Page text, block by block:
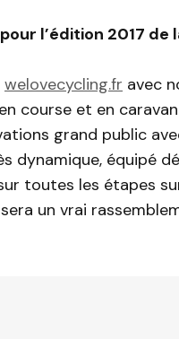
l’édition 2017 de
welovecycling.fr avec
course et en
grand public
dynamique, équipé
toutes les étapes
un vrai